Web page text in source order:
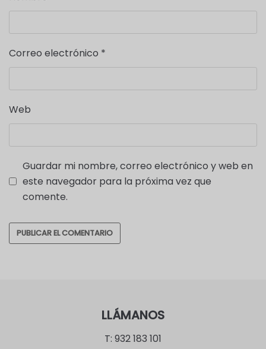
Correo electrónico *
Web
Guardar mi nombre, correo electrónico y web en
este navegador para la próxima vez que
comente.
LLÁMANOS
T: 932 183 101